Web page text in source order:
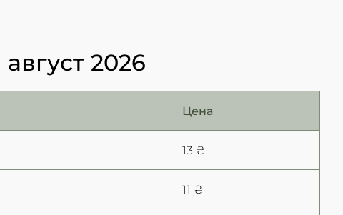
2026
Цена
13 ₴
11 ₴